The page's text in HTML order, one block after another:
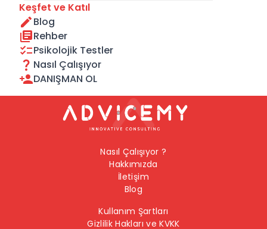
Keşfet ve Katıl
Blog
Rehber
Psikolojik Testler
Nasıl Çalışıyor
DANIŞMAN OL
Nasıl Çalışıyor ?
Hakkımızda
İletişim
Blog
Kullanım Şartları
Gizlilik Hakları ve KVKK